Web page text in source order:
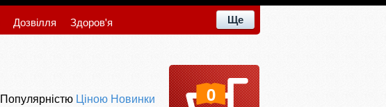
Дозвілля Здоров'я Ще
Популярністю Ціною Новинки 0